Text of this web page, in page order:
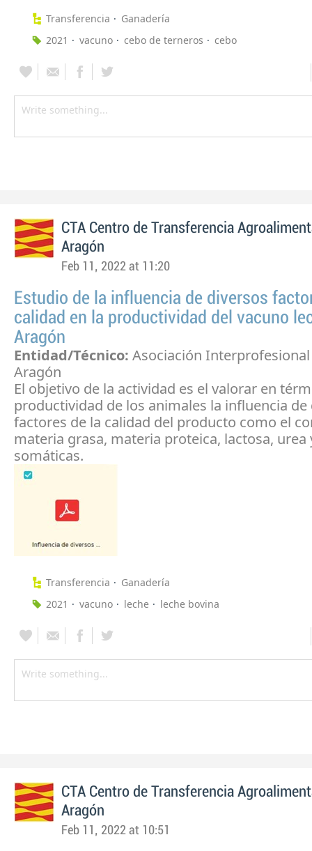
Transferencia
Ganadería
2021
vacuno cebo de terneros cebo
CTA Centro de Transferencia
Aragón
Feb 11, 2022 at 11:20
Estudio de la influencia de diversos
calidad en la productividad del vacuno
Aragón
Entidad/Técnico: Asociación
Aragón
El objetivo de la actividad es el valorar en
productividad de los animales la influencia de
factores de la calidad del producto como el
materia grasa, materia proteica, lactosa, urea
somáticas.
Transferencia
Ganadería
2021
vacuno leche leche bovina
CTA Centro de Transferencia
Aragón
Feb 11, 2022 at 10:51